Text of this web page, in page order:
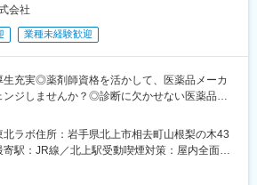
師』として、安心してキャリアをスタートい
【薬局薬剤師総論】【疾患別ベーシック講座】
門性が求められる特殊な調剤に対応できる専門
も取得しています。
す。
師→エリアマネージャーを目指せます。個々人
が、2～3年でキャリアアップが可能です。ま
なると月2.5万円の昇給が行われます。
、薬剤師専任・マネジメントとしてのキャリア
会社
業種未経験歓迎
生充実◎薬剤師資格を活かして、医薬品メーカ
ンジしませんか？◎診断に欠かせない医薬品の
ならないPET検査において、
用放射性医薬品の承認を取得しした業界パイオ
にて、
北ラボ住所：岩手県北上市相去町山根梨の木43
駅：JR線／北上駅受動喫煙対策：屋内全面禁
の定める事業所